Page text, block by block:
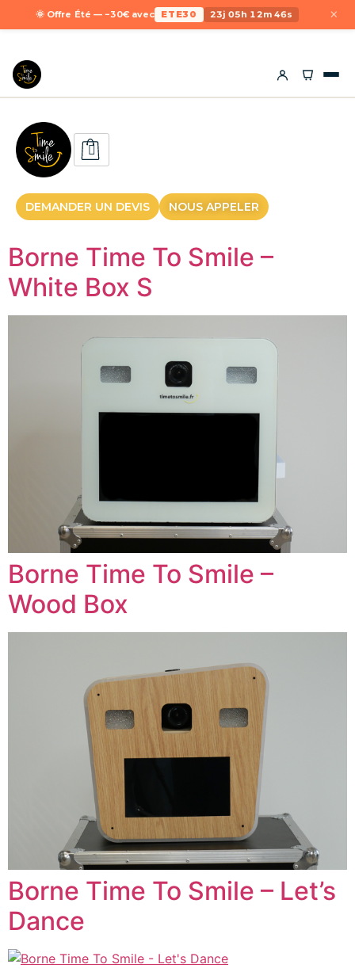
🌞 Offre Été — −30€ avec ETE30 23j 05h 12m 45s ×
DEMANDER UN DEVIS NOUS APPELER
Borne Time To Smile –
White Box S
Borne Time To Smile –
Wood Box
Borne Time To Smile – Let’s
Dance